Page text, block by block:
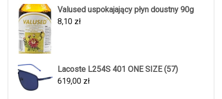
Valused uspokajający płyn doustny 90g
8,10 zł
Lacoste L254S 401 ONE SIZE (57)
619,00 zł